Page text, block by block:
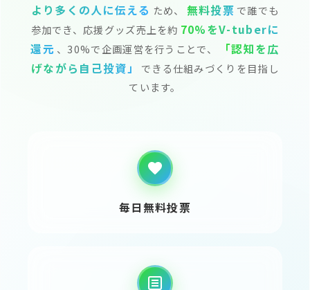
より多くの人に伝える ため、 無料投票 で誰でも
参加でき、応援グッズ売上を約 70%をV-tuberに
還元 、30%で企画運営を行うことで、
「認知を広
げながら自己投資」
できる仕組みづくりを目指し
ています。
毎日無料投票